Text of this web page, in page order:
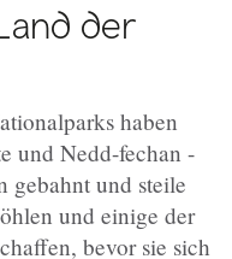
der
haben
und Nedd-fechan -
gebahnt und steile
und einige der
bevor sie sich